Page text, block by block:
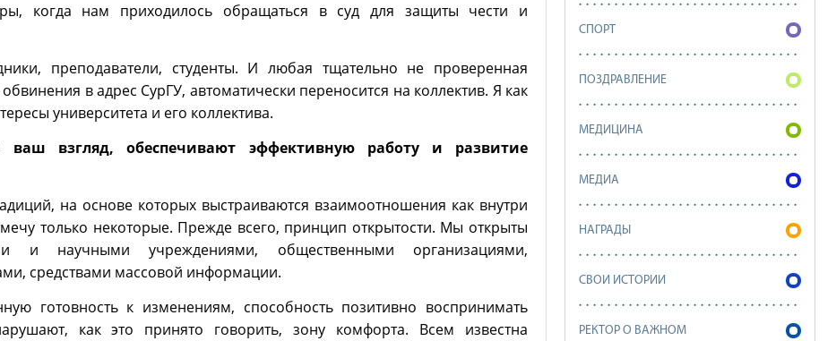
когда нам приходилось обращаться в суд для защиты чести и
преподаватели, студенты. И любая тщательно не проверенная
в адрес СурГУ, автоматически переносится на коллектив. Я как
университета и его коллектива.
взгляд, обеспечивают эффективную работу и развитие
на основе которых выстраиваются взаимоотношения как внутри
только некоторые. Прежде всего, принцип открытости. Мы открыты
и научными учреждениями, общественными организациями,
средствами массовой информации.
готовность к изменениям, способность позитивно воспринимать
как это принято говорить, зону комфорта. Всем известна
СПОРТ
ПОЗДРАВЛЕНИЕ
МЕДИЦИНА
МЕДИА
НАГРАДЫ
СВОИ ИСТОРИИ
РЕКТОР О ВАЖНОМ